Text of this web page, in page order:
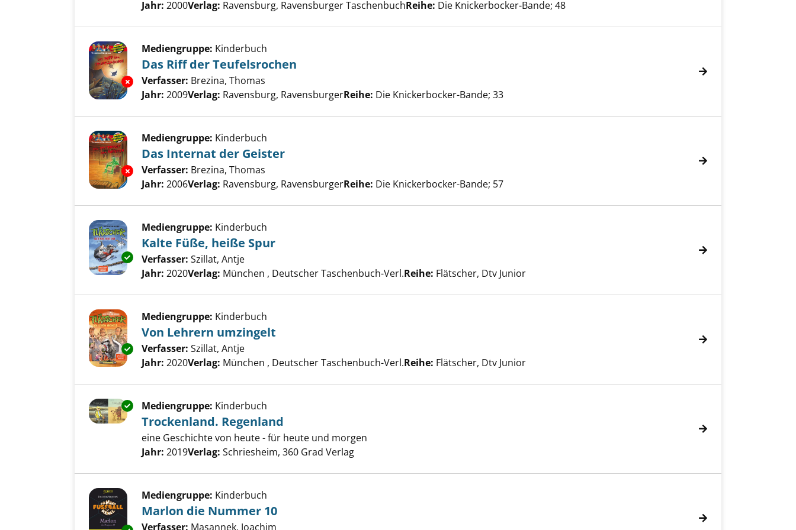
Jahr: 2000Verlag: Ravensburg, Ravensburger TaschenbuchReihe: Die Knickerbocker-Bande; 48
Exemplar-Details von Das Riff der Teufelsrochen anzeigen
Mediengruppe: Kinderbuch
Das Riff der Teufelsrochen
Verfasser: Brezina, Thomas
Jahr: 2009Verlag: Ravensburg, RavensburgerReihe: Die Knickerbocker-Bande; 33
Exemplar-Details von Das Internat der Geister anzeigen
Mediengruppe: Kinderbuch
Das Internat der Geister
Verfasser: Brezina, Thomas
Jahr: 2006Verlag: Ravensburg, RavensburgerReihe: Die Knickerbocker-Bande; 57
Exemplar-Details von Kalte Füße, heiße Spur anzeigen
Mediengruppe: Kinderbuch
Kalte Füße, heiße Spur
Verfasser: Szillat, Antje
Jahr: 2020Verlag: München , Deutscher Taschenbuch-Verl.Reihe: Flätscher, Dtv Junior
Exemplar-Details von Von Lehrern umzingelt anzeigen
Mediengruppe: Kinderbuch
Von Lehrern umzingelt
Verfasser: Szillat, Antje
Jahr: 2020Verlag: München , Deutscher Taschenbuch-Verl.Reihe: Flätscher, Dtv Junior
Exemplar-Details von Trockenland. Regenland anzeigen
Mediengruppe: Kinderbuch
Trockenland. Regenland
eine Geschichte von heute - für heute und morgen
Suche nach diesem Verfasser
Jahr: 2019Verlag: Schriesheim, 360 Grad Verlag
Mediengruppe: Kinderbuch
Marlon die Nummer 10
Verfasser: Masannek, Joachim